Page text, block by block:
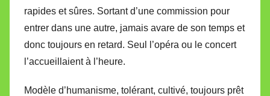
rapides et sûres. Sortant d’une commission pour
entrer dans une autre, jamais avare de son temps et
donc toujours en retard. Seul l’opéra ou le concert
l’accueillaient à l’heure.
Modèle d’humanisme, tolérant, cultivé, toujours prêt